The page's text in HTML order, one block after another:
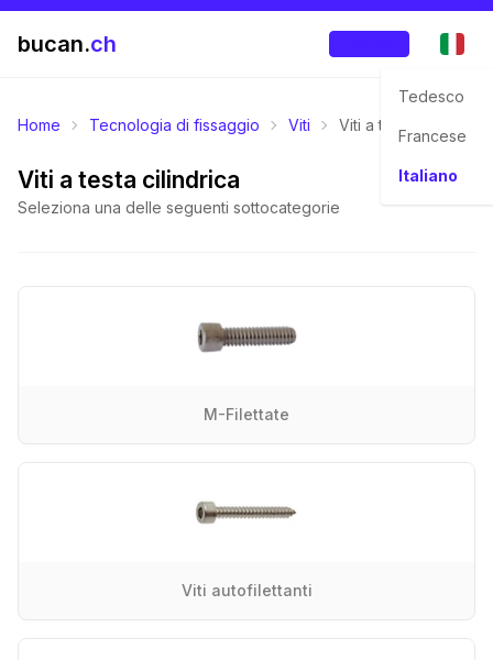
bucan.ch
Tedesco
Francese
Italiano
Home Tecnologia di fissaggio Viti Viti a testa cilindrica
Viti a testa cilindrica
Seleziona una delle seguenti sottocategorie
M-Filettate
Viti autofilettanti